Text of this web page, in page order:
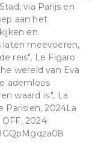
via Parijs en
aan het
en
meevoeren,
reis", Le Figaro
wereld van Eva
ademloos
waard is.", La
Parisien, 2024La
2024